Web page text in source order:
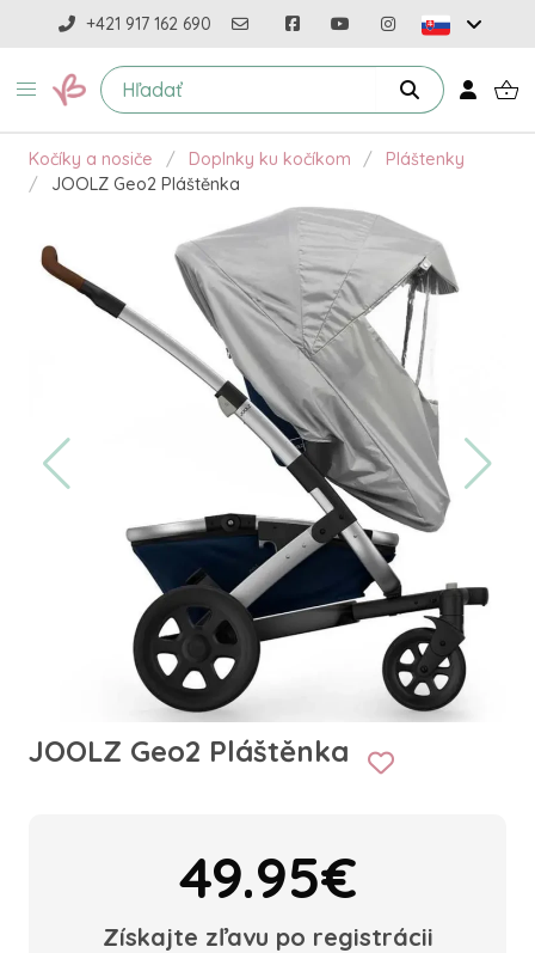
+421 917 162 690
Kočíky a nosiče Doplnky ku kočíkom
Pláštenky
JOOLZ Geo2 Pláštěnka
JOOLZ Geo2 Pláštěnka
49.95€
Získajte zľavu po registrácii